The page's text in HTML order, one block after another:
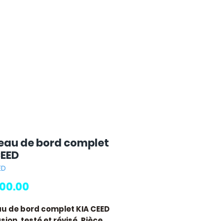
de bord complet
de bord complet KIA CEED